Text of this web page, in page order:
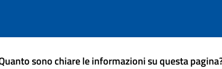
sono chiare le informazioni su questa